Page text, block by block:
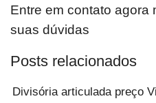
Entre em contato agora
suas dúvidas
Posts relacionados
Divisória articulada preço